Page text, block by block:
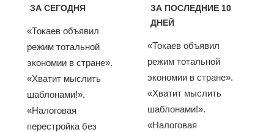
ЗА СЕГОДНЯ
«Токаев объявил
режим тотальной
экономии в стране».
«Хватит мыслить
шаблонами!».
«Налоговая
перестройка без
ЗА ПОСЛЕДНИЕ 10
ДНЕЙ
«Токаев объявил
режим тотальной
экономии в стране».
«Хватит мыслить
шаблонами!».
«Налоговая